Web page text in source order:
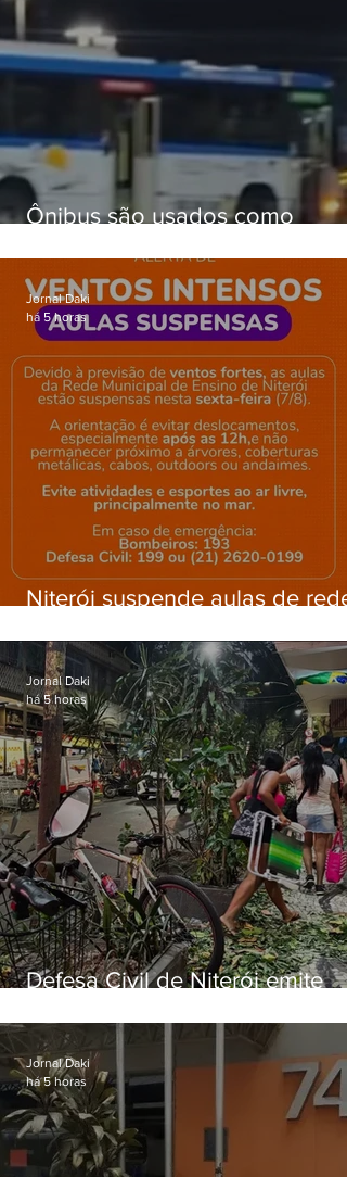
Ônibus são usados como
Gardênia Azul
Niterói suspende aulas de rede
ventos fortes nesta sexta (7)
Jornal Daki
há 5 horas
Defesa Civil de Niterói emite
sexta-feira (07)
Jornal Daki
há 5 horas
Jornal Daki
há 5 horas